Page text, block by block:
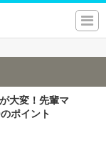
大変！先輩マ
ポイント